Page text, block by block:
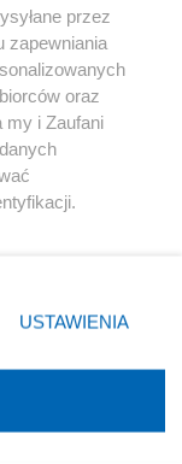
Youtube
przez
zapewniania
oraz
my i Zaufani
prywatności
zgody
takiemu
tylko
USTAWIENIA